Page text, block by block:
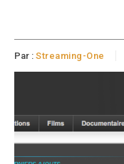
Par : Streaming-One